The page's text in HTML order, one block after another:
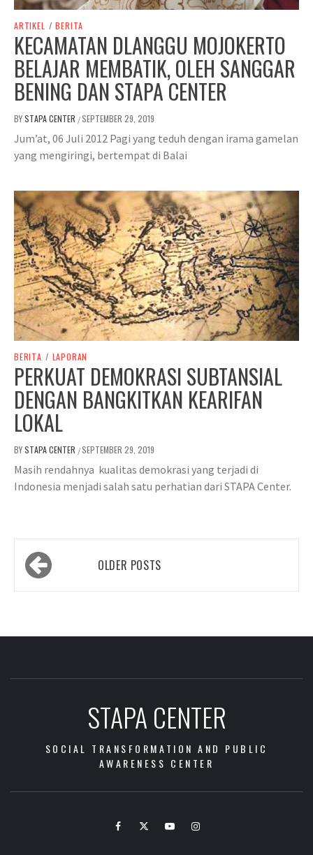
ARTIKEL / BERITA
KECAMATAN DLANGGU MOJOKERTO
BELAJAR MEMBATIK, OLEH SANGGAR
BENING DAN STAPA CENTER
BYSTAPA CENTER /SEPTEMBER 29, 2019
Jum’at, 06 Juli 2012 Pagi yang teduh dengan irama gamelan
yang mengiringi, bertempat di Balai
BERITA / LAPORAN
PERKUAT DEMOKRASI SUBTANSIAL
DENGAN BANGKITKAN KEARIFAN
LOKAL
BYSTAPA CENTER /SEPTEMBER 29, 2019
Masih rendahnya kualitas demokrasi yang terjadi di
Indonesia menjadi salah satu perhatian dari STAPA Center.
Posts
navigationOLDER POSTS
STAPA CENTER
SOCIAL TRANSFORMATION AND PUBLIC
AWARENESS CENTER
FacebookTwitterYoutubeInstagram